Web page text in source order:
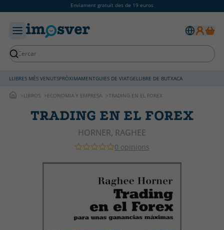
Enviament gratuït des de 19 euros
LLIBRES MÉS VENUTSPRÒXIMAMENTGUIES DE VIATGELLIBRE DE BUTXACA
LIBROS ECONOMIA Y EMPRESA TRADING EN EL FOREX
TRADING EN EL FOREX
HORNER, RAGHEE
0 opinions